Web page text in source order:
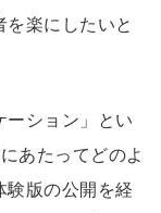
楽にしたいと
ーション」とい
あたってどのよ
験版の公開を経